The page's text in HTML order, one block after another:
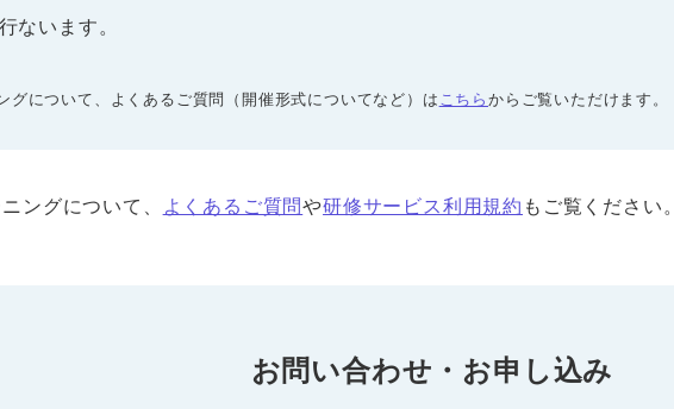
ないます。
について、よくあるご質問（開催形式についてなど）は こちらからご覧いただけます。
ングについて、 よくあるご質問や研修サービス利用規約 もご覧ください。
お問い合わせ・お申し込み